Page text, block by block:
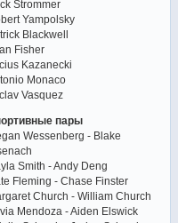
Strommer
Yampolsky
Blackwell
Fisher
Kazanecki
Monaco
Vasquez
пары
Wessenberg - Blake
Smith - Andy Deng
Fleming - Chase Finster
Church - William Church
Mendoza - Aiden Elswick